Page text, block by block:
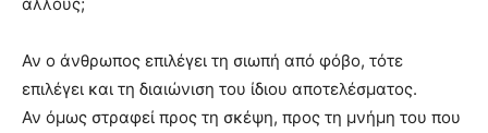
Αν ο άνθρωπος επιλέγει τη σιωπή από φόβο, τότε
επιλέγει και τη διαιώνιση του ίδιου αποτελέσματος.
Αν όμως στραφεί προς τη σκέψη, προς τη μνήμη του που